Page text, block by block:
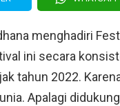
menghadiri
ini secara
tahun 2022.
Apalagi